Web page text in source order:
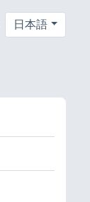
日本語